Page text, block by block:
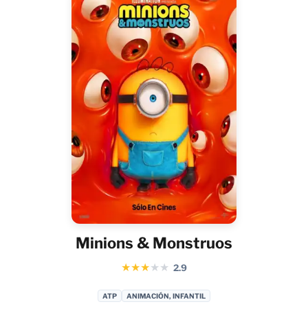
Minions & Monstruos
★★★★ ★ 2.9
ATP ANIMACIÓN, INFANTIL